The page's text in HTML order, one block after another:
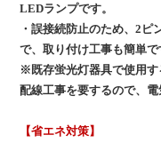
LEDランプです。
・誤接続防止のため、2ピ
で、取り付け工事も簡単で
※既存蛍光灯器具で使用
配線工事を要するので、電
【省エネ対策】